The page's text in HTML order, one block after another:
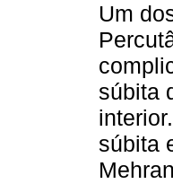
Um
súbita
súbita